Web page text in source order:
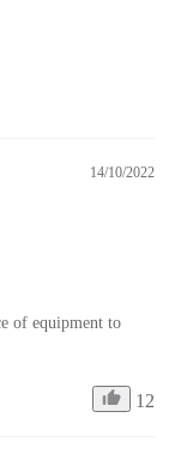
14/10/2022
of equipment to
12